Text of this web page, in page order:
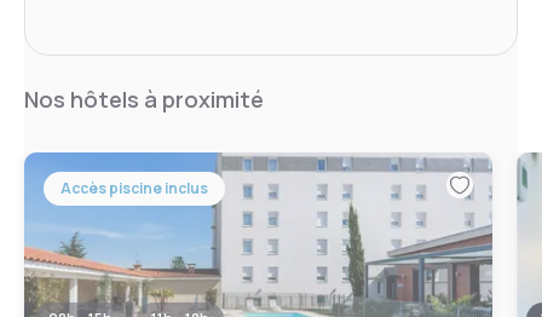
Nos hôtels à proximité
Accès piscine inclus